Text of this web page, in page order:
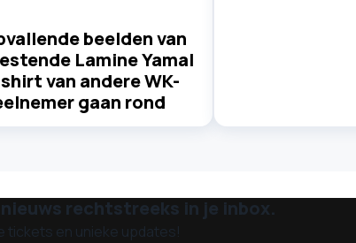
beelden van
Lamine Yamal
van andere WK-
gaan rond
rechtstreeks in je inbox.
tickets en unieke updates!